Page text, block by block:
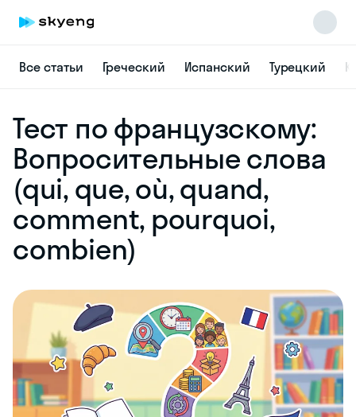
Все статьи Греческий Испанский Турецкий
Тест по французскому:
Вопросительные слова
(qui, que, où, quand,
comment, pourquoi,
combien)
online